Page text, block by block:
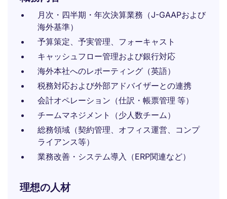
月次・四半期・年次決算業務（J-GAAPおよび
海外基準）
予算策定、予実管理、フォーキャスト
キャッシュフロー管理および銀行対応
海外本社へのレポーティング（英語）
税務対応および外部アドバイザーとの連携
会計オペレーション（仕訳・帳票管理 等）
チームマネジメント（少人数チーム）
総務領域（契約管理、オフィス運営、コンプ
ライアンス等）
業務改善・システム導入（ERP関連など）
理想の人材